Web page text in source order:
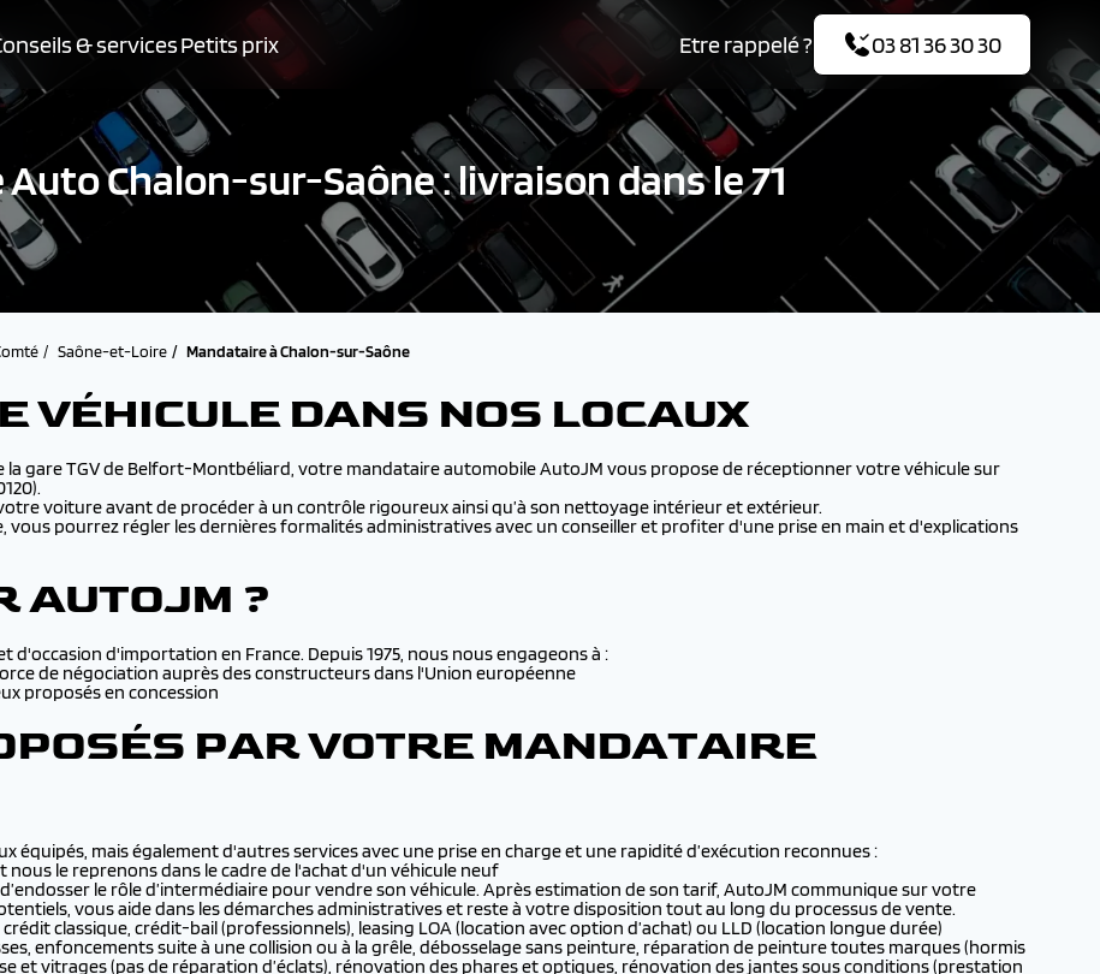
& servicesPetits prix Etre rappelé ? 03 81 36 30 30
Chalon-sur-Saône : livraison dans le 71
Saône-et-Loire Mandataire à Chalon-sur-Saône
VÉHICULE DANS NOS LOCAUX
la gare TGV de Belfort-Montbéliard, votre mandataire automobile AutoJM vous propose de réceptionner votre véhicule sur
voiture avant de procéder à un contrôle rigoureux ainsi qu’à son nettoyage intérieur et extérieur.
pourrez régler les dernières formalités administratives avec un conseiller et profiter d'une prise en main et d'explications
AUTOJM ?
d'importation en France. Depuis 1975, nous nous engageons à :
de négociation auprès des constructeurs dans l'Union européenne
proposés en concession
PAR VOTRE MANDATAIRE
équipés, mais également d'autres services avec une prise en charge et une rapidité d’exécution reconnues :
le reprenons dans le cadre de l'achat d'un véhicule neuf
le rôle d’intermédiaire pour vendre son véhicule. Après estimation de son tarif, AutoJM communique sur votre
vous aide dans les démarches administratives et reste à votre disposition tout au long du processus de vente.
classique, crédit-bail (professionnels), leasing LOA (location avec option d’achat) ou LLD (location longue durée)
enfoncements suite à une collision ou à la grêle, débosselage sans peinture, réparation de peinture toutes marques (hormis
et vitrages (pas de réparation d’éclats), rénovation des phares et optiques, rénovation des jantes sous conditions (prestation